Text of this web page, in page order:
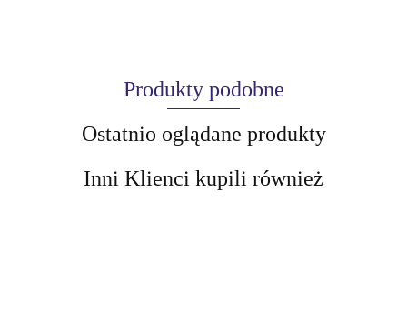
Produkty podobne
Ostatnio oglądane produkty
Inni Klienci kupili również